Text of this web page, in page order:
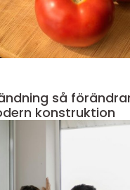
förändrar
konstruktion